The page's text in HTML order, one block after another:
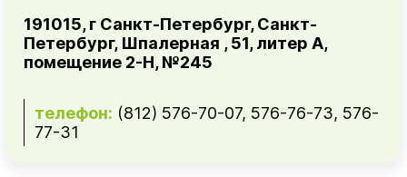
191015, г Санкт-Петербург, Санкт-
Петербург, Шпалерная , 51, литер А,
помещение 2-Н, №245
телефон: (812) 576-70-07, 576-76-73, 576-
77-31